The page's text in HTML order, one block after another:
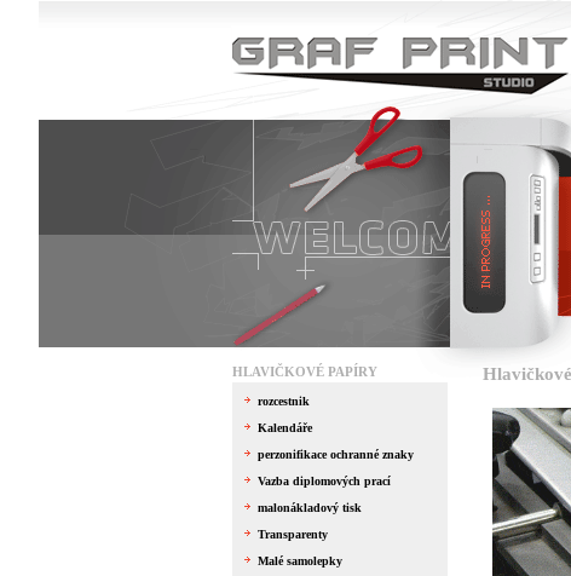
HLAVIČKOVÉ PAPÍRY
rozcestnik
Kalendáře
perzonifikace ochranné znaky
Vazba diplomových prací
malonákladový tisk
Transparenty
Malé samolepky